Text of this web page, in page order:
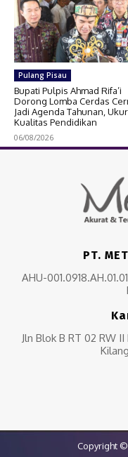
Pulang Pisau
Bupati Pulpis Ahmad Rifa’i
Dorong Lomba Cerdas
Jadi Agenda Tahunan, Ukur
Kualitas Pendidikan
06/08/2026
PT.
AHU-
Jln Blok B RT 02 RW
Copyright